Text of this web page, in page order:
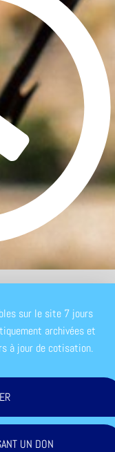
sur le site 7 jours
archivées et
à jour de cotisation.
UN DON